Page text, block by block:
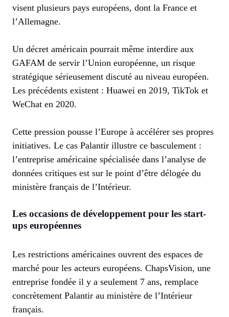
visent plusieurs pays européens, dont la France et
l’Allemagne.
Un décret américain pourrait même interdire aux
GAFAM de servir l’Union européenne, un risque
stratégique sérieusement discuté au niveau européen.
Les précédents existent : Huawei en 2019, TikTok et
WeChat en 2020.
Cette pression pousse l’Europe à accélérer ses propres
initiatives. Le cas Palantir illustre ce basculement :
l’entreprise américaine spécialisée dans l’analyse de
données critiques est sur le point d’être délogée du
ministère français de l’Intérieur.
Les occasions de développement pour les start-
ups européennes
Les restrictions américaines ouvrent des espaces de
marché pour les acteurs européens. ChapsVision, une
entreprise fondée il y a seulement 7 ans, remplace
concrètement Palantir au ministère de l’Intérieur
français.